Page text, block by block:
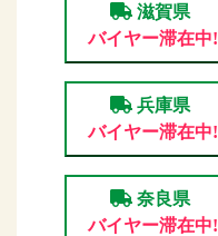
滋賀県
バイヤー滞在中!
兵庫県
バイヤー滞在中!
奈良県
バイヤー滞在中!